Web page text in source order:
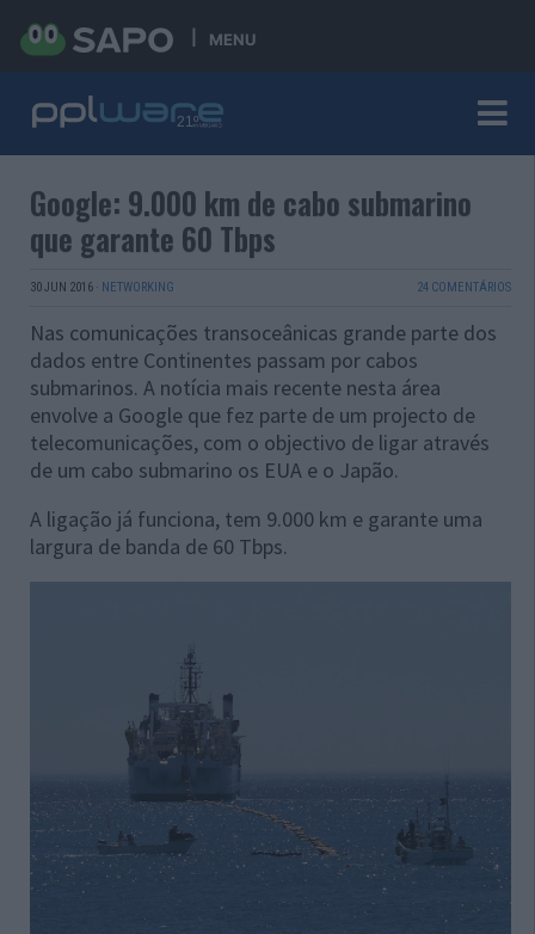
MENU
Google: 9.000 km de cabo submarino
que garante 60 Tbps
30 JUN 2016 · NETWORKING 24 COMENTÁRIOS
Nas comunicações transoceânicas grande parte dos
dados entre Continentes passam por cabos
submarinos. A notícia mais recente nesta área
envolve a Google que fez parte de um projecto de
telecomunicações, com o objectivo de ligar através
de um cabo submarino os EUA e o Japão.
A ligação já funciona, tem 9.000 km e garante uma
largura de banda de 60 Tbps.